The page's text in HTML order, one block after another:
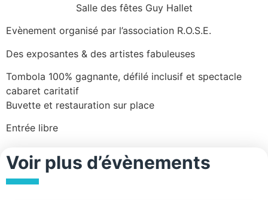
Salle des fêtes Guy Hallet
Evènement organisé par l’association R.O.S.E.
Des exposantes & des artistes fabuleuses
Tombola 100% gagnante, défilé inclusif et spectacle
cabaret caritatif
Buvette et restauration sur place
Entrée libre
Voir plus d’évènements